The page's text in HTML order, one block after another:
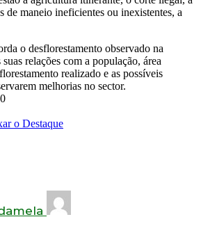
de maneio ineficientes ou inexistentes, a
o desflorestamento observado na
relações com a população, área
realizado e as possíveis
melhorias no sector.
o Destaque